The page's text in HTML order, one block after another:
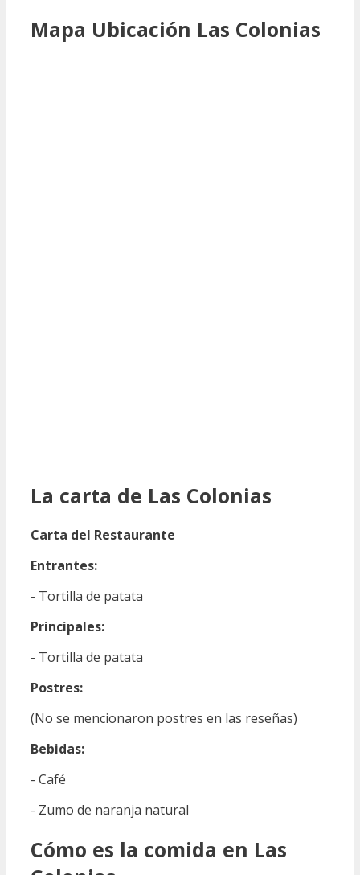
Mapa Ubicación Las Colonias
La carta de Las Colonias
Carta del Restaurante
Entrantes:
- Tortilla de patata
Principales:
- Tortilla de patata
Postres:
(No se mencionaron postres en las reseñas)
Bebidas:
- Café
- Zumo de naranja natural
Cómo es la comida en Las